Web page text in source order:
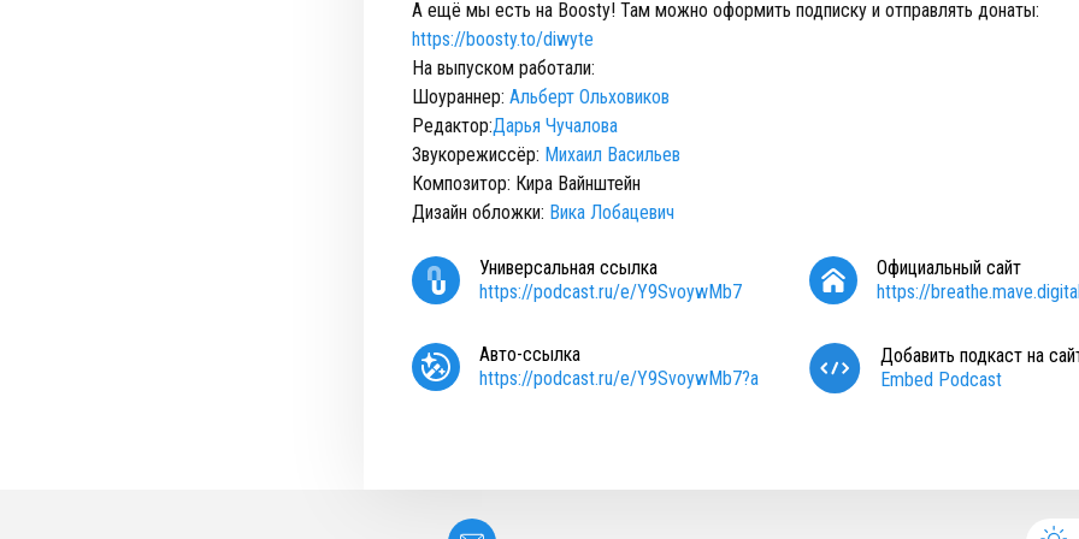
А ещё мы есть на Boosty! Там можно оформить подписку и отправлять донаты:
https://boosty.to/diwyte
На выпуском работали:
Шоураннер: Альберт Ольховиков
Редактор:Дарья Чучалова
Звукорежиссёр: Михаил Васильев
Композитор: Кира Вайнштейн
Дизайн обложки: Вика Лобацевич
Универсальная ссылка
https://podcast.ru/e/Y9SvoywMb7
Официальный сайт
https://
Авто-ссылка
https://podcast.ru/e/Y9SvoywMb7?a
Добавить подкаст на
Embed Podcast